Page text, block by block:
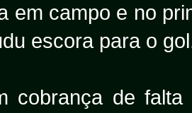
em campo e no
escora para o
cobrança de